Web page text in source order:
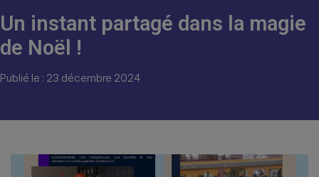
Un instant partagé dans la magie
de Noël !
Publié le : 23 décembre 2024